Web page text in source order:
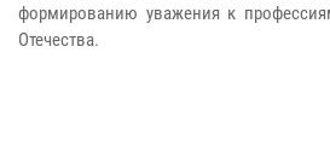
формированию уважения к
Отечества.